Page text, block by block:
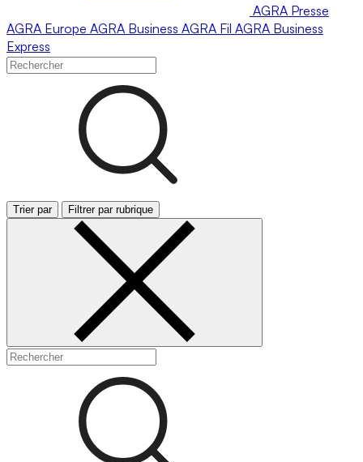
AGRA Presse
AGRA Europe AGRA Business AGRA Fil AGRA Business
Express
Trier par Filtrer par rubrique